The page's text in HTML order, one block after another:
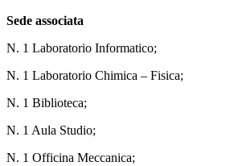
Sede associata
N. 1 Laboratorio Informatico;
N. 1 Laboratorio Chimica – Fisica;
N. 1 Biblioteca;
N. 1 Aula Studio;
N. 1 Officina Meccanica;